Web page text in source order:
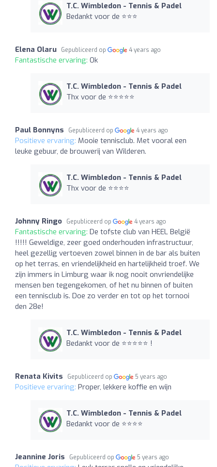
T.C. Wimbledon - Tennis & Padel
Bedankt voor de ⭐️⭐️⭐️
Elena Olaru Gepubliceerd op 4 years ago
Fantastische ervaring: Ok
T.C. Wimbledon - Tennis & Padel
Thx voor de ⭐️⭐️⭐️⭐️⭐️
Paul Bonnyns Gepubliceerd op 4 years ago
Positieve ervaring: Mooie tennisclub. Met vooral een
leuke gebuur, de brouwerij van Wilderen.
T.C. Wimbledon - Tennis & Padel
Thx voor de ⭐️⭐️⭐️⭐️
Johnny Ringo Gepubliceerd op 4 years ago
Fantastische ervaring: De tofste club van HEEL België
!!!!! Geweldige, zeer goed onderhouden infrastructuur,
heel gezellig vertoeven zowel binnen in de bar als buiten
op het terras, en vriendelijkheid en hartelijkheid troef. We
zijn immers in Limburg waar ik nog nooit onvriendelijke
mensen ben tegengekomen, of het nu binnen of buiten
een tennisclub is. Doe zo verder en tot op het tornooi
den 28e!
T.C. Wimbledon - Tennis & Padel
Bedankt voor de ⭐️⭐️⭐️⭐️⭐️ !
Renata Kivits Gepubliceerd op 5 years ago
Positieve ervaring: Proper, lekkere koffie en wijn
T.C. Wimbledon - Tennis & Padel
Bedankt voor de ⭐️⭐️⭐️⭐️
Jeannine Joris Gepubliceerd op 5 years ago